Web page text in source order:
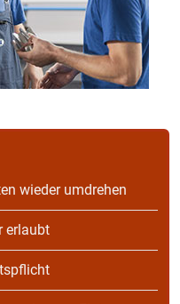
wieder umdrehen
erlaubt